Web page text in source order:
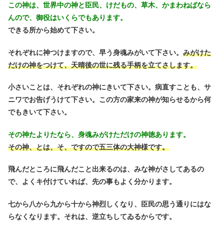
この神は、世界中の神と臣民、けだもの、草木、かまわねばなら
んので、御役はいくらでもあります。
できる所から始めて下さい。
それぞれに神つけますので、早う身魂みがいて下さい。 みがけた
だけの神をつけて、天晴後の世に残る手柄を立てさします。
小さいことは、それぞれの神にきいて下さい。病直すことも、サ
ニワでお告げうけて下さい。この方の家来の神が知らせるから何
でもきいて下さい。
その神たよりたなら、身魂みがけただけの神徳あります。
その神、とは、そ、ですので五三体の大神様です。
飛んだところに飛んだこと出来るのは、みな神がさしてあるの
で、よくキ付けていれば、先の事もよく分かります。
七から八から九から十から神烈しくなり、臣民の思う通りにはな
らなくなります。それは、逆立ちしてゐるからです。